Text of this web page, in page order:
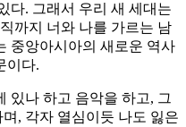
다. 그래서 우리 새 세대는
까지 너와 나를 가르는 남
중앙아시아의 새로운 역사
이다.
있나 하고 음악을 하고, 그
, 각자 열심이듯 나도 잃은